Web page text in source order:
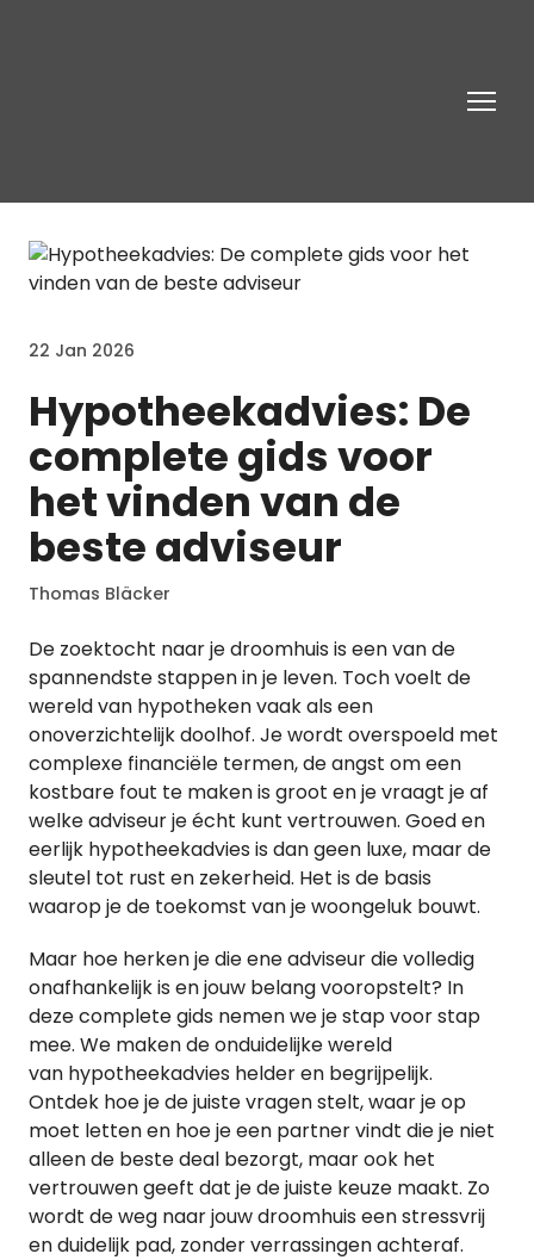
22 Jan 2026
Hypotheekadvies: De
complete gids voor
het vinden van de
beste adviseur
Thomas Bläcker
De zoektocht naar je droomhuis is een van de
spannendste stappen in je leven. Toch voelt de
wereld van hypotheken vaak als een
onoverzichtelijk doolhof. Je wordt overspoeld met
complexe financiële termen, de angst om een
kostbare fout te maken is groot en je vraagt je af
welke adviseur je écht kunt vertrouwen. Goed en
eerlijk hypotheekadvies is dan geen luxe, maar de
sleutel tot rust en zekerheid. Het is de basis
waarop je de toekomst van je woongeluk bouwt.
Maar hoe herken je die ene adviseur die volledig
onafhankelijk is en jouw belang vooropstelt? In
deze complete gids nemen we je stap voor stap
mee. We maken de onduidelijke wereld
van hypotheekadvies helder en begrijpelijk.
Ontdek hoe je de juiste vragen stelt, waar je op
moet letten en hoe je een partner vindt die je niet
alleen de beste deal bezorgt, maar ook het
vertrouwen geeft dat je de juiste keuze maakt. Zo
wordt de weg naar jouw droomhuis een stressvrij
en duidelijk pad, zonder verrassingen achteraf.